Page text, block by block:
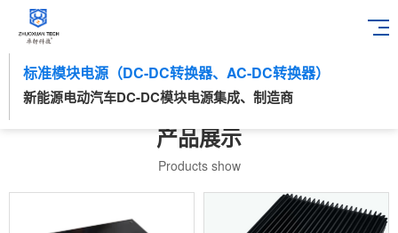
标准模块电源（DC-DC转换器、AC-DC转换器）
新能源电动汽车DC-DC模块电源集成、制造商
产品展示
Products show